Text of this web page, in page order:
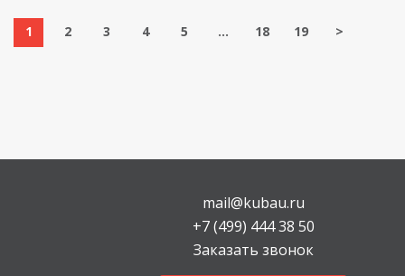
1 2 3 4 5 ... 18 19 >
mail@kubau.ru
+7 (499) 444 38 50
Заказать звонок